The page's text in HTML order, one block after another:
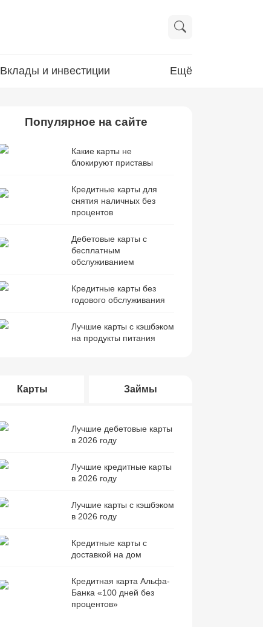
Вклады и инвестиции Ещё
Популярное на сайте
Какие карты не
блокируют приставы
Кредитные карты для
снятия наличных без
процентов
Дебетовые карты с
бесплатным
обслуживанием
Кредитные карты без
годового обслуживания
Лучшие карты с кэшбэком
на продукты питания
Карты Займы
Лучшие дебетовые карты
в 2026 году
Лучшие кредитные карты
в 2026 году
Лучшие карты с кэшбэком
в 2026 году
Кредитные карты с
доставкой на дом
Кредитная карта Альфа-
Банка «100 дней без
процентов»